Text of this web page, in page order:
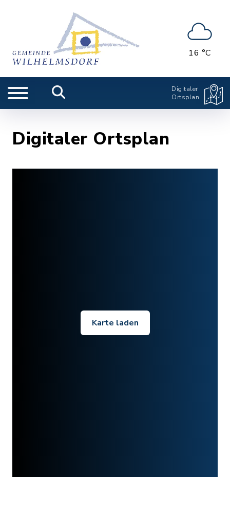
16 °C
Digitaler
Ortsplan
Digitaler Ortsplan
Karte laden